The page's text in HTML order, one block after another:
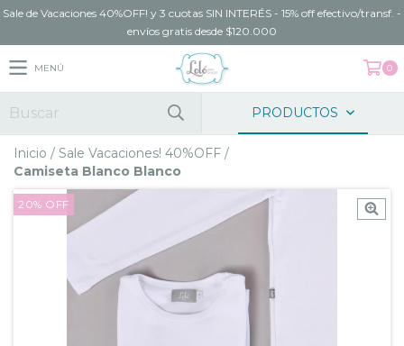
Sale de Vacaciones 40%OFF! y 3 cuotas SIN INTERÉS - 15% off efectivo/transf. -
envíos gratis desde $120.000
MENÚ 0
PRODUCTOS
Inicio / Sale Vacaciones! 40%OFF /
Camiseta Blanco Blanco
20% OFF